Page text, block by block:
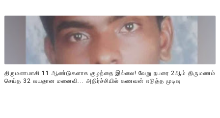
திருமணமாகி 11 ஆண்டுகளாக குழந்தை இல்லை! வேறு நபரை 2ஆம் திருமணம்
செய்த 32 வயதான மனைவி... அதிர்ச்சியில் கணவன் எடுத்த முடிவு